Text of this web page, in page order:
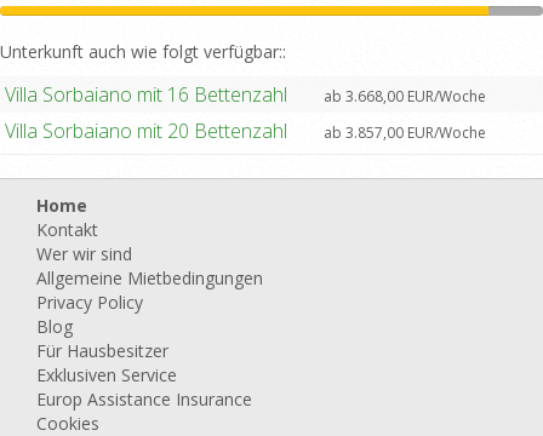
Unterkunft auch wie folgt verfügbar::
Villa Sorbaiano mit 16 Bettenzahl ab 3.668,00 EUR/Woche
Villa Sorbaiano mit 20 Bettenzahl ab 3.857,00 EUR/Woche
Home
Kontakt
Wer wir sind
Allgemeine Mietbedingungen
Privacy Policy
Blog
Für Hausbesitzer
Exklusiven Service
Europ Assistance Insurance
Cookies